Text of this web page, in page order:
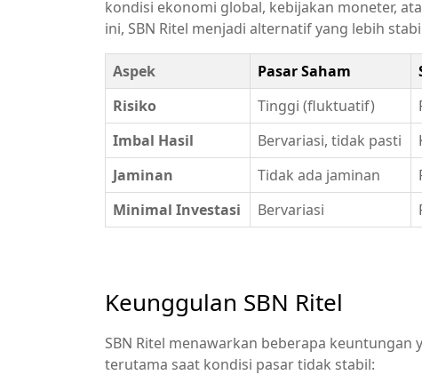
kondisi ekonomi global, kebijakan moneter,
ini, SBN Ritel menjadi alternatif yang lebih
Aspek Pasar Saham
Risiko
Tinggi (fluktuatif)
Imbal Hasil
Bervariasi, tidak pasti
Jaminan
Tidak ada jaminan
Minimal Investasi
Bervariasi
Keunggulan SBN Ritel
SBN Ritel menawarkan beberapa
terutama saat kondisi pasar tidak stabil: